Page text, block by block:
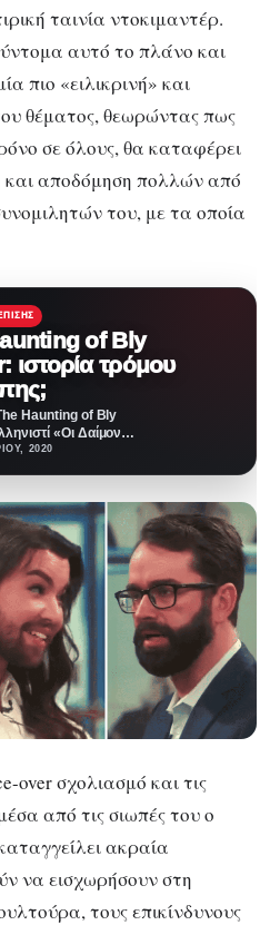
ταινία ντοκιμαντέρ.
αυτό το πλάνο και
πιο «ειλικρινή» και
θέματος, θεωρώντας πως
σε όλους, θα καταφέρει
και αποδόμηση πολλών από
του, με τα οποία
of Bly
ιστορία τρόμου
Haunting of Bly
«Οι Δαίμονες
Μπλάι») είναι το
2020
over σχολιασμό και τις
από τις σιωπές του ο
ακραία
να εισχωρήσουν στη
τους επικίνδυνους